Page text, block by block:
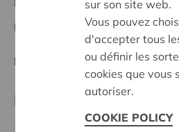
Midden-Brabant
Date de décision:09/02/2026
Décision: Approuvé
Partenaire
sur son site web.
Vous pouvez
d'accepter tous
ou définir les
cookies que vous
autoriser.
COOKIE POLICY